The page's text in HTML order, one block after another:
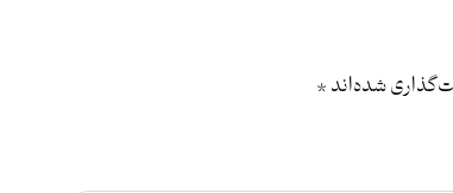
شده‌اند*